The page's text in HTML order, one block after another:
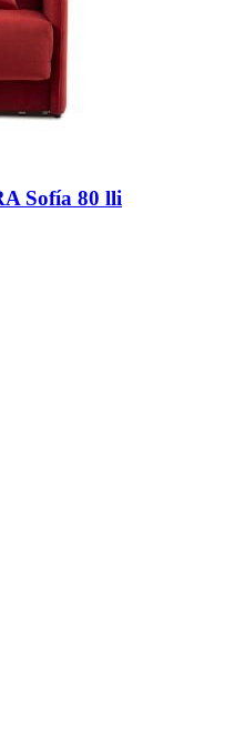
Sofía 80 lli